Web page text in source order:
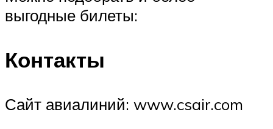
выгодные билеты:
Контакты
Сайт авиалиний: www.csair.com